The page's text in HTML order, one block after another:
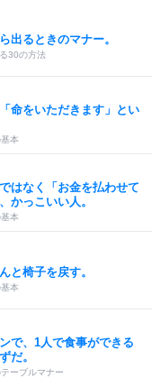
出るときのマナー。
30の方法
命をいただきます」とい
本
はなく「お金を払わせて
かっこいい人。
本
と椅子を戻す。
本
で、1人で食事ができる
だ。
ーブルマナー